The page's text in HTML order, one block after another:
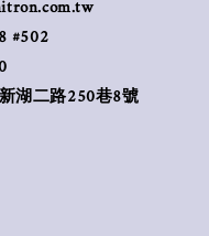
#502
湖二路250巷8號